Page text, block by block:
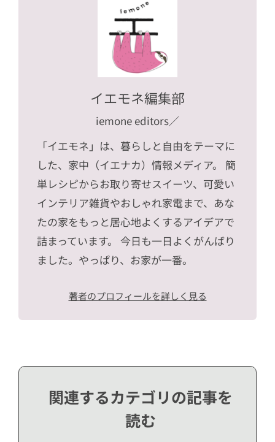
イエモネ編集部
iemone editors／
「イエモネ」は、暮らしと自由をテーマに
した、家中（イエナカ）情報メディア。 簡
単レシピからお取り寄せスイーツ、可愛い
インテリア雑貨やおしゃれ家電まで、あな
たの家をもっと居心地よくするアイデアで
詰まっています。 今日も一日よくがんばり
ました。やっぱり、お家が一番。
著者のプロフィールを詳しく見る
関連するカテゴリの記事を
読む